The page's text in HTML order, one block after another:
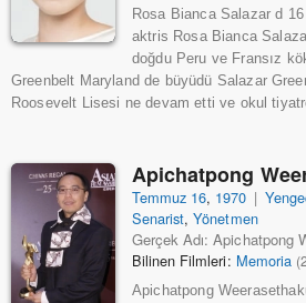
Rosa Bianca Salazar d
aktris Rosa Bianca
doğdu Peru ve Fransız
Greenbelt Maryland de büyüdü Salazar
Roosevelt Lisesi ne devam etti ve okul
Apichatpong
Temmuz 16, 1970 |
Senarist,Yönetmen
Gerçek Adı: Apichatpong
Bilinen Filmleri: Memoria
Apichatpong